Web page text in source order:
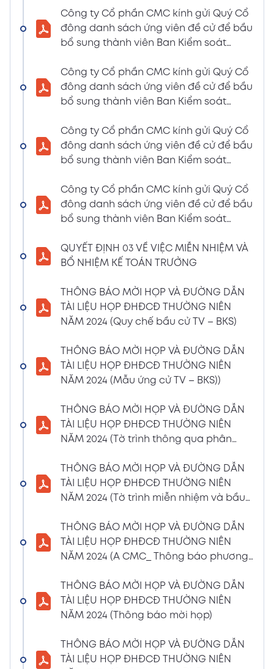
LIỆU HỌP ĐHĐCĐ THƯỜNG NIÊN NĂM 2024
(Tờ trình miễn nhiệm và bầu bổ sung TV –
6:07 PM
THÔNG BÁO MỜI HỌP VÀ ĐƯỜNG DẪN TÀI
LIỆU HỌP ĐHĐCĐ THƯỜNG NIÊN NĂM 2024
ứng cử TV – BKS)
02/04/2024
6:07 PM
LIỆU HỌP ĐHĐCĐ THƯỜNG NIÊN NĂM 2024
(The Biểu quyết)
Xem PDF
02/04/2024
THÔNG BÁO MỜI HỌP VÀ ĐƯỜNG DẪN TÀI
LIỆU HỌP ĐHĐCĐ THƯỜNG NIÊN NĂM 2024
(Phiếu Biểu quyết)
02/04/2024
6:07 PM
LIỆU HỌP ĐHĐCĐ THƯỜNG NIÊN NĂM 2024
(Phiếu Bầu bổ sung thành viên BKS)
Xem PDF
02/04/2024
THÔNG BÁO MỜI HỌP VÀ ĐƯỜNG DẪN TÀI
LIỆU HỌP ĐHĐCĐ THƯỜNG NIÊN NĂM 2024
(Dự thảo biên bản họp ĐHĐCĐ)
Xem PDF
6:07 PM
THÔNG BÁO MỜI HỌP VÀ ĐƯỜNG DẪN TÀI
LIỆU HỌP ĐHĐCĐ THƯỜNG NIÊN NĂM
01/04/2024
4:00 PM
CBTT về việc nhận được Đơn từ nhiệm vị trí
Thùy Giang và bà Nguyễn Hồng Oanh
04/03/2024
11:29 AM
hiện quyền tham dự ĐHĐCĐ thường niên
năm 2024
Xem PDF
Công ty Cổ phần CMC kính gửi Quý Cổ
đông danh sách ứng viên đề cử để bầu
bổ sung thành viên Ban Kiểm soát
Huyền)
Công ty Cổ phần CMC kính gửi Quý Cổ
đông danh sách ứng viên đề cử để bầu
bổ sung thành viên Ban Kiểm soát
Huyền)
Công ty Cổ phần CMC kính gửi Quý Cổ
đông danh sách ứng viên đề cử để bầu
bổ sung thành viên Ban Kiểm soát
Huyền)
Công ty Cổ phần CMC kính gửi Quý Cổ
đông danh sách ứng viên đề cử để bầu
bổ sung thành viên Ban Kiểm soát
Huyền)
QUYẾT ĐỊNH 03 VỀ VIỆC MIỄN NHIỆM VÀ
BỔ NHIỆM KẾ TOÁN TRƯỞNG
THÔNG BÁO MỜI HỌP VÀ ĐƯỜNG DẪN
TÀI LIỆU HỌP ĐHĐCĐ THƯỜNG NIÊN
NĂM 2024 (Quy chế bầu cử TV – BKS)
THÔNG BÁO MỜI HỌP VÀ ĐƯỜNG DẪN
TÀI LIỆU HỌP ĐHĐCĐ THƯỜNG NIÊN
NĂM 2024 (Mẫu ứng cử TV – BKS))
THÔNG BÁO MỜI HỌP VÀ ĐƯỜNG DẪN
TÀI LIỆU HỌP ĐHĐCĐ THƯỜNG NIÊN
NĂM 2024 (Tờ trình thông qua phân
BKS)
THÔNG BÁO MỜI HỌP VÀ ĐƯỜNG DẪN
TÀI LIỆU HỌP ĐHĐCĐ THƯỜNG NIÊN
NĂM 2024 (Tờ trình miễn nhiệm và bầu
THÔNG BÁO MỜI HỌP VÀ ĐƯỜNG DẪN
TÀI LIỆU HỌP ĐHĐCĐ THƯỜNG NIÊN
NĂM 2024 (A CMC_ Thông báo phương
THÔNG BÁO MỜI HỌP VÀ ĐƯỜNG DẪN
TÀI LIỆU HỌP ĐHĐCĐ THƯỜNG NIÊN
NĂM 2024 (Thông báo mời họp)
THÔNG BÁO MỜI HỌP VÀ ĐƯỜNG DẪN
TÀI LIỆU HỌP ĐHĐCĐ THƯỜNG NIÊN